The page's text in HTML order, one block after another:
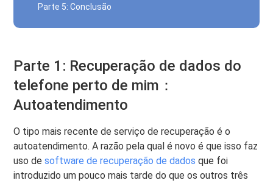
Parte 5: Conclusão
Parte 1: Recuperação de dados do
telefone perto de mim：
Autoatendimento
O tipo mais recente de serviço de recuperação é o
autoatendimento. A razão pela qual é novo é que isso faz
uso desoftware de recuperação de dados que foi
introduzido um pouco mais tarde do que os outros três